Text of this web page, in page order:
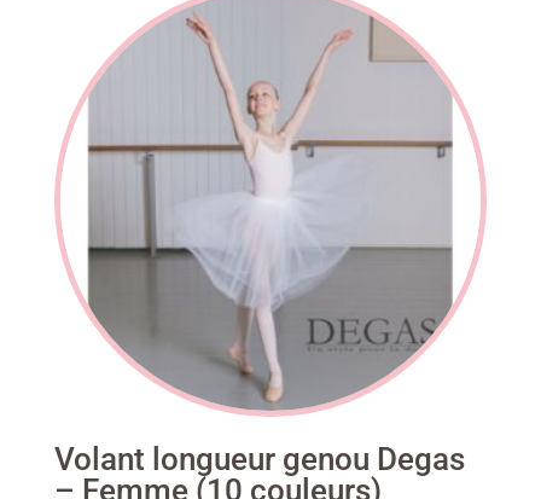
Volant longueur genou Degas
– Femme (10 couleurs)